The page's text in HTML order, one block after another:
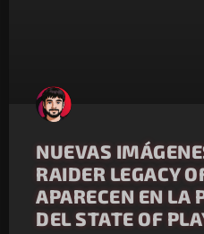
NUEVAS
RAIDER LEGACY
APARECEN EN LA
DEL STATE OF